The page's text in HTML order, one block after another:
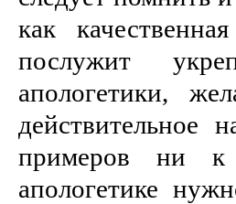
как
послужит
апологетики,
действительное
примеров ни
апологетике